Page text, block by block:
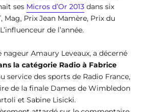
ses Micros d’Or 2013 dans six
Mag, Prix Jean Mamère, Prix du
de l’année.
nageur Amaury Leveaux, a décerné
la catégorie Radio à Fabrice
service des sports de Radio France,
de la finale Dames de Wimbledon
et Sabine Lisicki.